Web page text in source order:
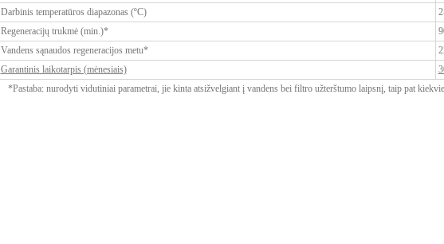
Darbinis temperatūros diapazonas (ºC)
Regeneracijų trukmė (min.)*
Vandens sąnaudos regeneracijos metu*
Garantinis laikotarpis (mėnesiais)
*Pastaba: nurodyti vidutiniai parametrai, jie kinta atsižvelgiant į vandens bei filtro užterštumo laipsnį, taip pat